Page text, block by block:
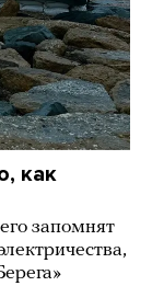
как
запомнят